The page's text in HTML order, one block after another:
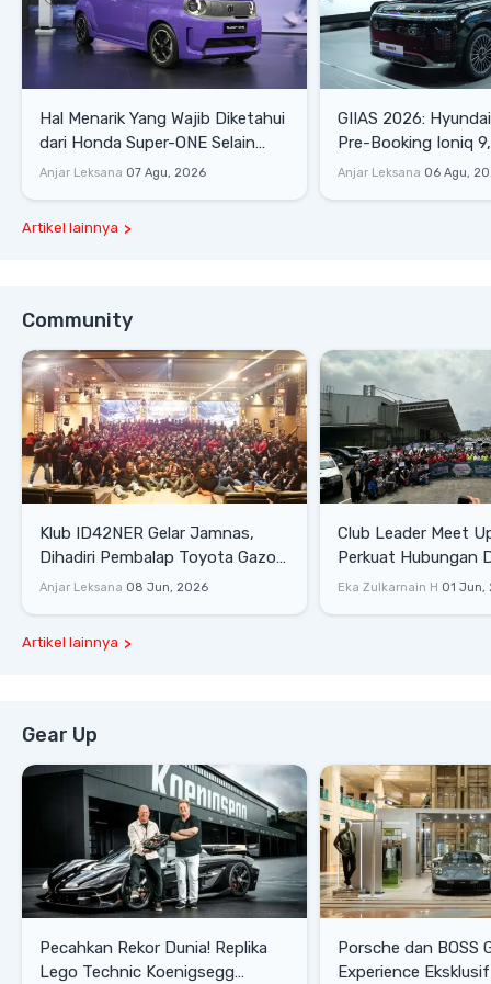
Hal Menarik Yang Wajib Diketahui
dari Honda Super-ONE Selain
Harga
Anjar Leksana 07 Agu, 2026
GIIAS 2026:
Pre-Booking Ioniq
Rp1,49 Miliar
Anjar Leksana 06 Agu,
Artikel lainnya
Community
Klub ID42NER Gelar Jamnas,
Dihadiri Pembalap Toyota Gazoo
Racing
Anjar Leksana 08 Jun, 2026
Club Leader Meet
Perkuat Hubungan
Dengan Komunitas
Eka Zulkarnain H 01 Jun,
Artikel lainnya
Gear Up
Pecahkan Rekor Dunia! Replika
Lego Technic Koenigsegg
Porsche dan BOSS
Experience